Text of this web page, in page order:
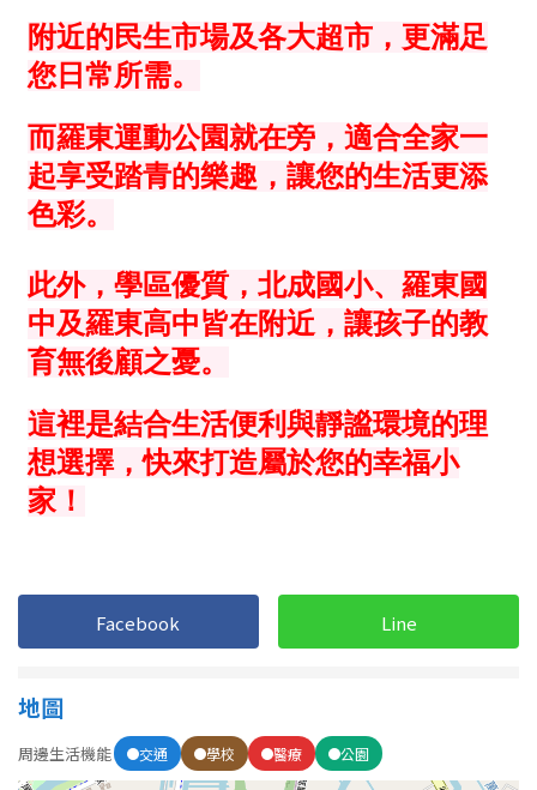
格局
2房 3房
4房
屋齡
不拘
5-10 年 10-20 年
20-30 年
售價
Facebook Line
地圖
周邊生活機能 交通 學校 醫療 公園